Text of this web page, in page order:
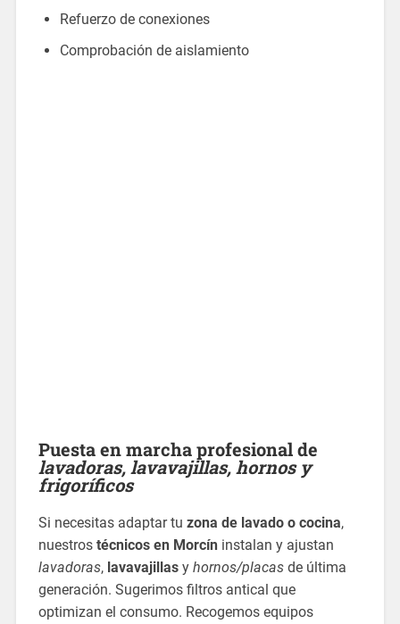
Refuerzo de conexiones
Comprobación de aislamiento
Puesta en marcha profesional de
lavadoras, lavavajillas, hornos y
frigoríficos
Si necesitas adaptar tu zona de lavado o cocina,
nuestros técnicos en Morcíninstalan y ajustan
lavadoras, lavavajillasy hornos/placasde última
generación. Sugerimos filtros antical que
optimizan el consumo. Recogemos equipos